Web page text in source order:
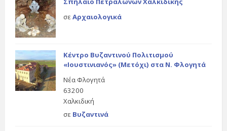
σε Αρχαιολογικά
Κέντρο Βυζαντινού Πολιτισμού
«Ιουστινιανός» (Μετόχι) στα Ν. Φλογητά
Νέα Φλογητά
63200
Χαλκιδική
σε Βυζαντινά